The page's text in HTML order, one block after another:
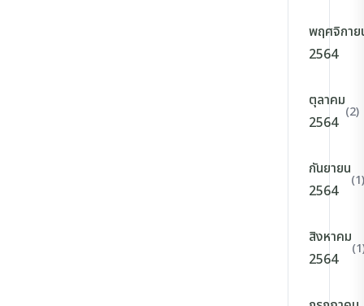
พฤศจิกาย
2564
ตุลาคม
2564
(2)
กันยายน
2564
(1)
สิงหาคม
2564